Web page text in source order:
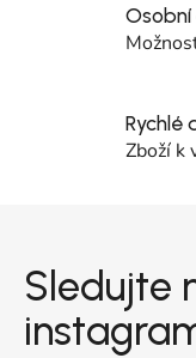
Rychlé
Zboží k
Sledujte